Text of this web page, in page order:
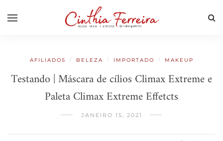
AFILIADOS / BELEZA / IMPORTADO / MAKEUP
Testando | Máscara de cílios Climax Extreme e
Paleta Climax Extreme Effetcts
JANEIRO 15, 2021